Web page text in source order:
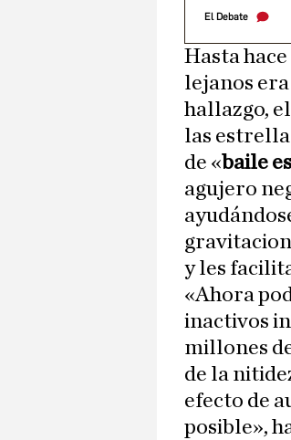
El Debate
Hasta
lejanos
hallazgo,
las
de «baile
agujero
y les
«Ahora
inactivos
millones
de la
efecto de
posible»,